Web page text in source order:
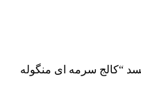
“کالج سرمه ای منگوله